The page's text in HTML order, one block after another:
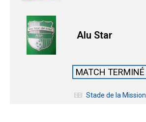
Alu Star
MATCH TERMINÉ
Stade de la Mission